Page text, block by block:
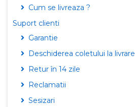
Cum se livreaza ?
Suport clienti
Garantie
Deschiderea coletului la livrare
Retur în 14 zile
Reclamatii
Sesizari